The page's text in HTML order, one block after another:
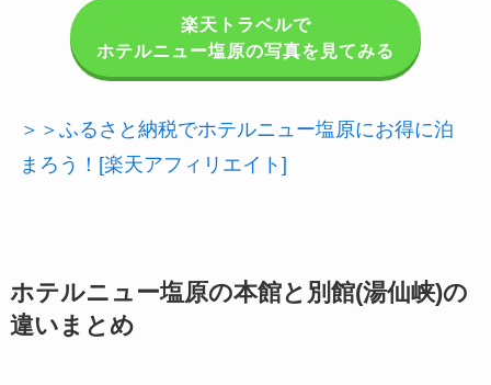
楽天トラベルで
ホテルニュー塩原の写真を見てみる
＞＞ふるさと納税でホテルニュー塩原にお得に泊
まろう！[楽天アフィリエイト]
ホテルニュー塩原の本館と別館(湯仙峡)の
違いまとめ